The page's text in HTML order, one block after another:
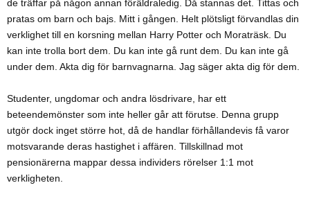
de träffar på någon annan föräldraledig. Då stannas det. Tittas och
pratas om barn och bajs. Mitt i gången. Helt plötsligt förvandlas din
verklighet till en korsning mellan Harry Potter och Moraträsk. Du
kan inte trolla bort dem. Du kan inte gå runt dem. Du kan inte gå
under dem. Akta dig för barnvagnarna. Jag säger akta dig för dem.
Studenter, ungdomar och andra lösdrivare, har ett
beteendemönster som inte heller går att förutse. Denna grupp
utgör dock inget större hot, då de handlar förhållandevis få varor
motsvarande deras hastighet i affären. Tillskillnad mot
pensionärerna mappar dessa individers rörelser 1:1 mot
verkligheten.